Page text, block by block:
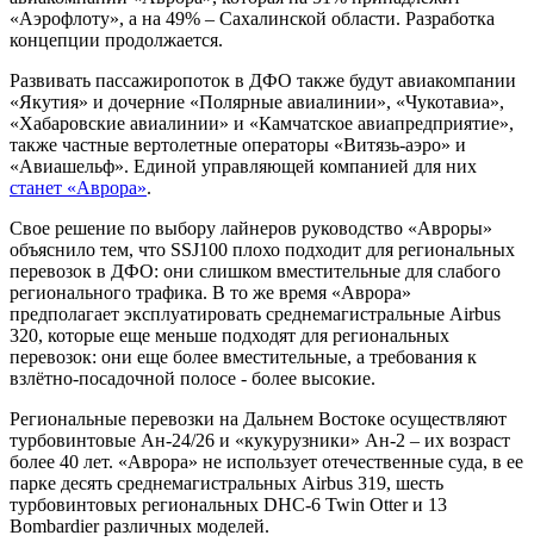
«Аэрофлоту», а на 49% – Сахалинской области. Разработка
концепции продолжается.
Развивать пассажиропоток в ДФО также будут авиакомпании
«Якутия» и дочерние «Полярные авиалинии», «Чукотавиа»,
«Хабаровские авиалинии» и «Камчатское авиапредприятие»,
также частные вертолетные операторы «Витязь-аэро» и
«Авиашельф». Единой управляющей компанией для них
станет «Аврора».
Свое решение по выбору лайнеров руководство «Авроры»
объяснило тем, что SSJ100 плохо подходит для региональных
перевозок в ДФО: они слишком вместительные для слабого
регионального трафика. В то же время «Аврора»
предполагает эксплуатировать среднемагистральные Airbus
320, которые еще меньше подходят для региональных
перевозок: они еще более вместительные, а требования к
взлётно-посадочной полосе - более высокие.
Региональные перевозки на Дальнем Востоке осуществляют
турбовинтовые Ан-24/26 и «кукурузники» Ан-2 – их возраст
более 40 лет. «Аврора» не использует отечественные суда, в ее
парке десять среднемагистральных Airbus 319, шесть
турбовинтовых региональных DHC-6 Twin Otter и 13
Bombardier различных моделей.